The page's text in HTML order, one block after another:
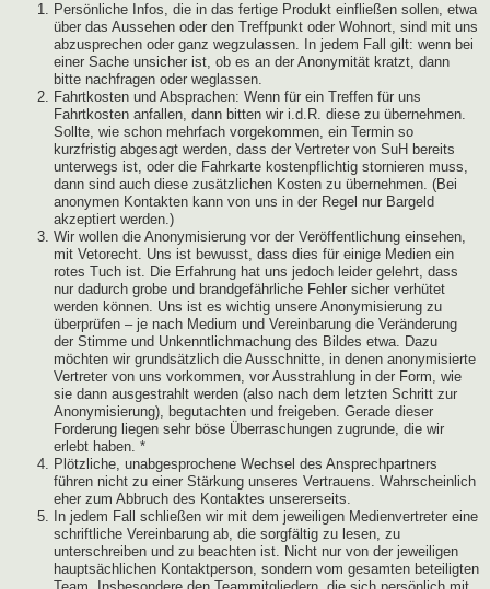
Persönliche Infos, die in das fertige Produkt einfließen sollen, etwa
über das Aussehen oder den Treffpunkt oder Wohnort, sind mit uns
abzusprechen oder ganz wegzulassen. In jedem Fall gilt: wenn bei
einer Sache unsicher ist, ob es an der Anonymität kratzt, dann
bitte nachfragen oder weglassen.
Fahrtkosten und Absprachen: Wenn für ein Treffen für uns
Fahrtkosten anfallen, dann bitten wir i.d.R. diese zu übernehmen.
Sollte, wie schon mehrfach vorgekommen, ein Termin so
kurzfristig abgesagt werden, dass der Vertreter von SuH bereits
unterwegs ist, oder die Fahrkarte kostenpflichtig stornieren muss,
dann sind auch diese zusätzlichen Kosten zu übernehmen. (Bei
anonymen Kontakten kann von uns in der Regel nur Bargeld
akzeptiert werden.)
Wir wollen die Anonymisierung vor der Veröffentlichung einsehen,
mit Vetorecht. Uns ist bewusst, dass dies für einige Medien ein
rotes Tuch ist. Die Erfahrung hat uns jedoch leider gelehrt, dass
nur dadurch grobe und brandgefährliche Fehler sicher verhütet
werden können. Uns ist es wichtig unsere Anonymisierung zu
überprüfen – je nach Medium und Vereinbarung die Veränderung
der Stimme und Unkenntlichmachung des Bildes etwa. Dazu
möchten wir grundsätzlich die Ausschnitte, in denen anonymisierte
Vertreter von uns vorkommen, vor Ausstrahlung in der Form, wie
sie dann ausgestrahlt werden (also nach dem letzten Schritt zur
Anonymisierung), begutachten und freigeben. Gerade dieser
Forderung liegen sehr böse Überraschungen zugrunde, die wir
erlebt haben. *
Plötzliche, unabgesprochene Wechsel des Ansprechpartners
führen nicht zu einer Stärkung unseres Vertrauens. Wahrscheinlich
eher zum Abbruch des Kontaktes unsererseits.
In jedem Fall schließen wir mit dem jeweiligen Medienvertreter eine
schriftliche Vereinbarung ab, die sorgfältig zu lesen, zu
unterschreiben und zu beachten ist. Nicht nur von der jeweiligen
hauptsächlichen Kontaktperson, sondern vom gesamten beteiligten